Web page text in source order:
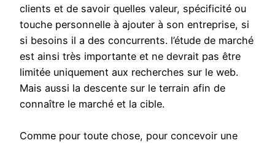
clients et de savoir quelles valeur, spécificité ou
touche personnelle à ajouter à son entreprise, si
si besoins il a des concurrents. l’étude de marché
est ainsi très importante et ne devrait pas être
limitée uniquement aux recherches sur le web.
Mais aussi la descente sur le terrain afin de
connaître le marché et la cible.
Comme pour toute chose, pour concevoir une